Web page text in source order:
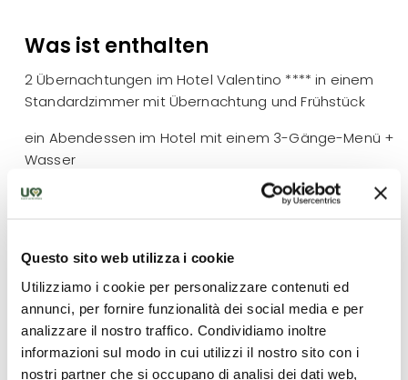
Questo sito web utilizza i cookie
Utilizziamo i cookie per personalizzare contenuti ed
annunci, per fornire funzionalità dei social media e per
analizzare il nostro traffico. Condividiamo inoltre
informazioni sul modo in cui utilizzi il nostro sito con i
nostri partner che si occupano di analisi dei dati web,
Was ist enthalten
2 Übernachtungen im Hotel Valentino **** in einem
Standardzimmer mit Übernachtung und Frühstück
ein Abendessen im Hotel mit einem 3-Gänge-Menü +
Wasser
Eintritt in den Park der Marmore-Wasserfälle +
geführte Tour "La Cascata da Vicino", Dauer 1 Stunde
ökologische Bootstour auf dem Piediluco-See
Eintritt und geführte Besichtigung von Narni
Sotterranea